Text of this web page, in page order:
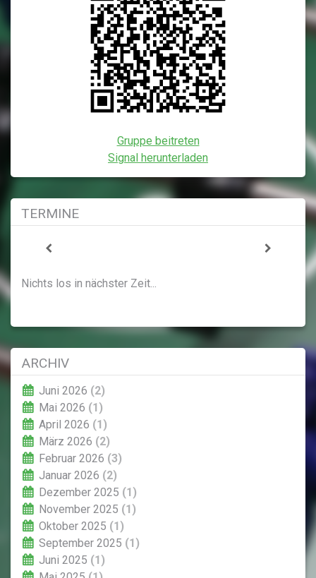
Gruppe beitreten
Signal herunterladen
TERMINE
Nichts los in nächster Zeit...
ARCHIV
Juni 2026 (2)
Mai 2026 (1)
April 2026 (1)
März 2026 (2)
Februar 2026 (3)
Januar 2026 (2)
Dezember 2025 (1)
November 2025 (1)
Oktober 2025 (1)
September 2025 (1)
Juni 2025 (1)